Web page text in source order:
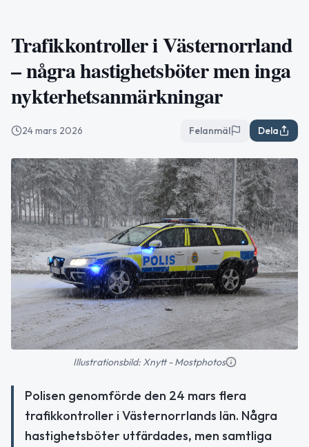
Trafikkontroller i Västernorrland
– några hastighetsböter men inga
nykterhetsanmärkningar
24 mars 2026 Felanmäl Dela
Illustrationsbild: Xnytt - Mostphotos
Polisen genomförde den 24 mars flera
trafikkontroller i Västernorrlands län. Några
hastighetsböter utfärdades, men samtliga